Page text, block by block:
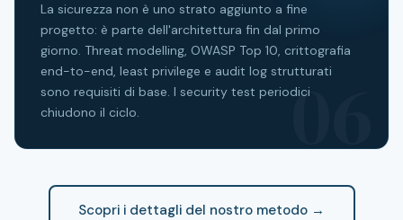
06
La sicurezza non è uno strato aggiunto a fine
progetto: è parte dell'architettura fin dal primo
giorno. Threat modelling, OWASP Top 10, crittografia
end-to-end, least privilege e audit log strutturati
sono requisiti di base. I security test periodici
chiudono il ciclo.
Scopri i dettagli del nostro metodo →